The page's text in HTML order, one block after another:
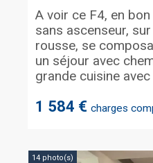
1 584 € charges
A voir ce F4, en
sans ascenseur,
rousse, se
un séjour avec
grande cuisine avec
14 photo(s)